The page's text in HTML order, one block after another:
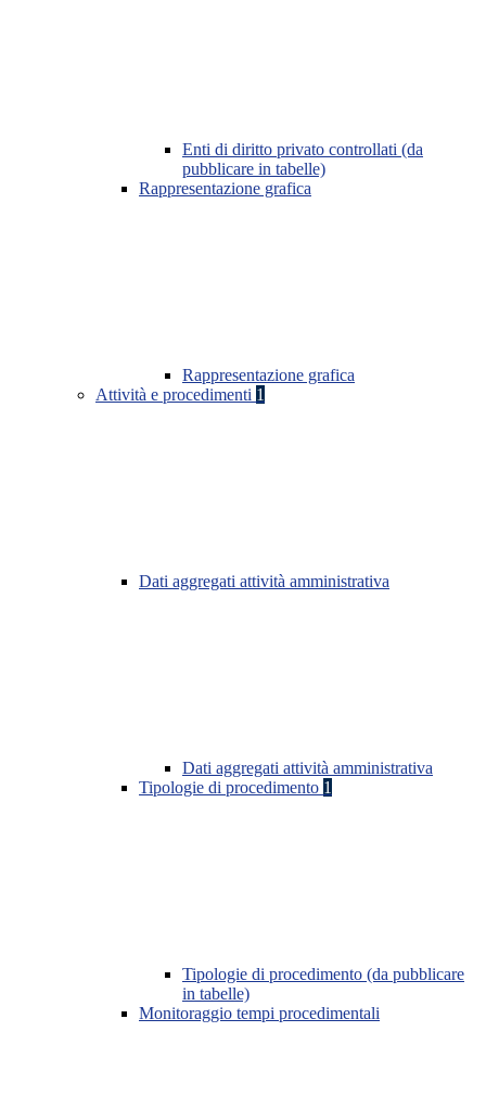
Enti di diritto privato controllati (da
pubblicare in tabelle)
Rappresentazione grafica
Rappresentazione grafica
Attività e procedimenti 1
Dati aggregati attività amministrativa
Dati aggregati attività amministrativa
Tipologie di procedimento 1
Tipologie di procedimento (da pubblicare
in tabelle)
Monitoraggio tempi procedimentali